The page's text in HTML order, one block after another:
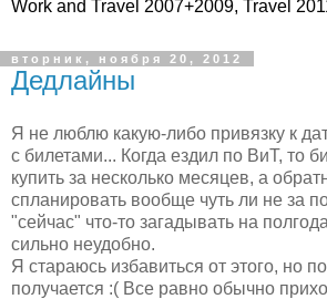
Work and Travel 2007+2009, Travel
вторник, ноября 20, 2012
Дедлайны
Я не люблю какую-либо привязку к
с билетами... Когда ездил по ВиТ, то
купить за несколько месяцев, а
спланировать вообще чуть ли не за
"сейчас" что-то загадывать на
сильно неудобно.
Я стараюсь избавиться от этого, но
получается :( Все равно обычно